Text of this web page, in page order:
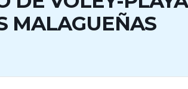
MALAGUEÑAS